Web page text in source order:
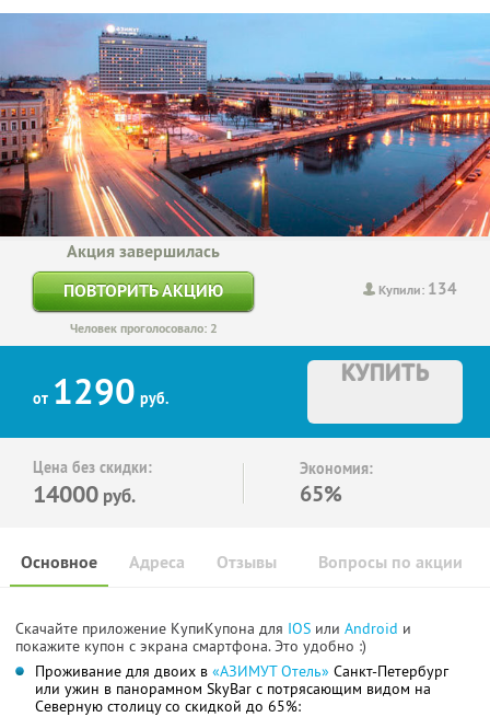
Купили: 134
Акция завершилась
ПОВТОРИТЬ АКЦИЮ
Человек проголосовало: 2
от 1290 руб.
КУПИТЬ
Цена без скидки:
14000 руб.
Экономия:
65%
Основное Отзывы Вопросы по акции
Адреса
Скачайте приложение КупиКупона для IOS или Android и
покажите купон с экрана смартфона. Это удобно :)
Проживание для двоих в «АЗИМУТ Отель» Санкт-Петербург
или ужин в панорамном SkyBаr с потрясающим видом на
Северную столицу со скидкой до 65%: